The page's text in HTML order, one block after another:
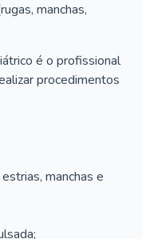
manchas,
é o profissional
procedimentos
manchas e